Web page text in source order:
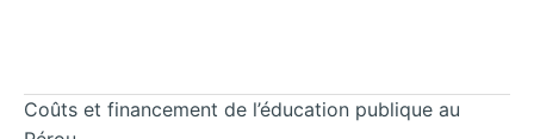
Coûts et financement de l’éducation publique au